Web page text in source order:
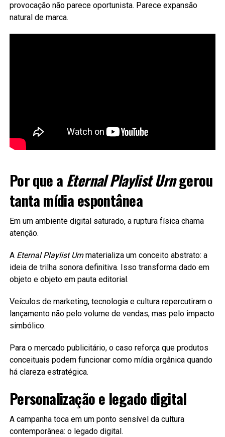
provocação não parece oportunista. Parece expansão
natural de marca.
Por que a Eternal Playlist Urngerou
tanta mídia espontânea
Em um ambiente digital saturado, a ruptura física chama
atenção.
A Eternal Playlist Urnmaterializa um conceito abstrato: a
ideia de trilha sonora definitiva. Isso transforma dado em
objeto e objeto em pauta editorial.
Veículos de marketing, tecnologia e cultura repercutiram o
lançamento não pelo volume de vendas, mas pelo impacto
simbólico.
Para o mercado publicitário, o caso reforça que produtos
conceituais podem funcionar como mídia orgânica quando
há clareza estratégica.
Personalização e legado digital
A campanha toca em um ponto sensível da cultura
contemporânea: o legado digital.